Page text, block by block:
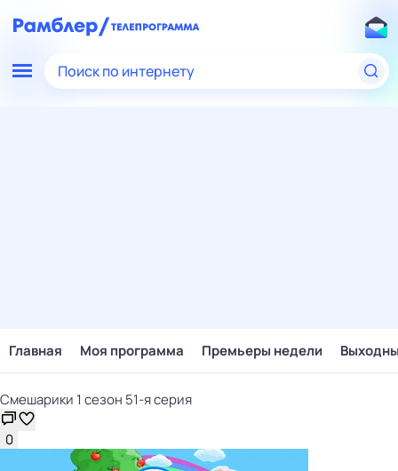
Поиск по интернету
Главная Моя программа Премьеры недели
Смешарики 1 сезон 51-я серия
0